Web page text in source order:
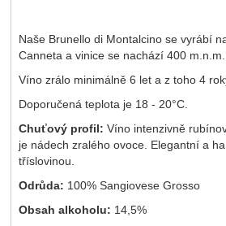
Naše Brunello di Montalcino se vyrábí
Canneta a vinice se nachází 400 m.n.m.
Víno zrálo minimálně 6 let a z toho 4
Doporučená teplota je 18 - 20°C.
Chuťový profil: Víno intenzivně
je nádech zralého ovoce. Elegantní a
tříslovinou.
Odrůda: 100% Sangiovese Grosso
Obsah alkoholu: 14,5%